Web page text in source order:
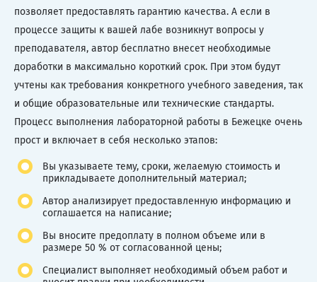
позволяет предоставлять гарантию качества. А если в
процессе защиты к вашей лабе возникнут вопросы у
преподавателя, автор бесплатно внесет необходимые
доработки в максимально короткий срок. При этом будут
учтены как требования конкретного учебного заведения, так
и общие образовательные или технические стандарты.
Процесс выполнения лабораторной работы в Бежецке очень
прост и включает в себя несколько этапов:
Вы указываете тему, сроки, желаемую стоимость и
прикладываете дополнительный материал;
Автор анализирует предоставленную информацию и
соглашается на написание;
Вы вносите предоплату в полном объеме или в
размере 50 % от согласованной цены;
Специалист выполняет необходимый объем работ и